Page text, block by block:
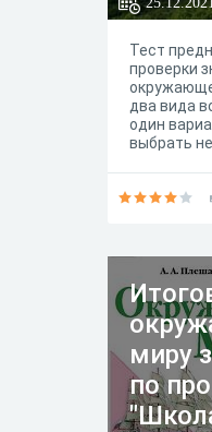
Тест
проверки
два вида
один
выбрать
миру
по